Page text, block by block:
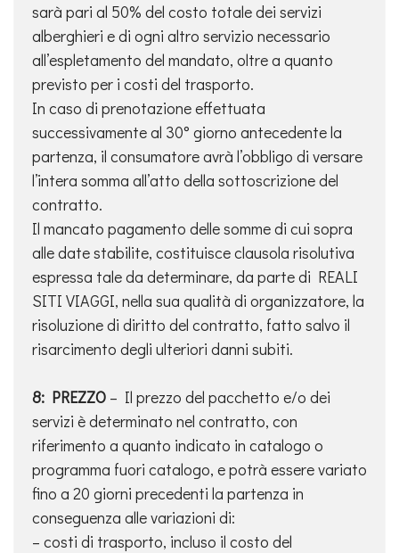
sarà pari al 50% del costo totale dei servizi
alberghieri e di ogni altro servizio necessario
all’espletamento del mandato, oltre a quanto
previsto per i costi del trasporto.
In caso di prenotazione effettuata
successivamente al 30° giorno antecedente la
partenza, il consumatore avrà l’obbligo di versare
l’intera somma all’atto della sottoscrizione del
contratto.
Il mancato pagamento delle somme di cui sopra
alle date stabilite, costituisce clausola risolutiva
espressa tale da determinare, da parte di REALI
SITI VIAGGI, nella sua qualità di organizzatore, la
risoluzione di diritto del contratto, fatto salvo il
risarcimento degli ulteriori danni subiti.
8: PREZZO – Il prezzo del pacchetto e/o dei
servizi è determinato nel contratto, con
riferimento a quanto indicato in catalogo o
programma fuori catalogo, e potrà essere variato
fino a 20 giorni precedenti la partenza in
conseguenza alle variazioni di:
– costi di trasporto, incluso il costo del